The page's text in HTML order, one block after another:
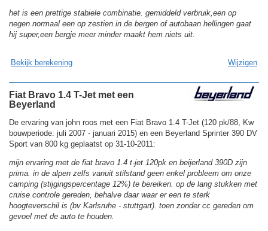
het is een prettige stabiele combinatie. gemiddeld verbruik,een op
negen.normaal een op zestien.in de bergen of autobaan hellingen gaat
hij super,een bergje meer minder maakt hem niets uit.
Bekijk berekening Wijzigen
Fiat Bravo 1.4 T-Jet met een
Beyerland
De ervaring van john roos met een Fiat Bravo 1.4 T-Jet (120 pk/88, Kw
bouwperiode: juli 2007 - januari 2015) en een Beyerland Sprinter 390 DV
Sport van 800 kg geplaatst op 31-10-2011:
mijn ervaring met de fiat bravo 1.4 t-jet 120pk en beijerland 390D zijn
prima. in de alpen zelfs vanuit stilstand geen enkel probleem om onze
camping (stijgingspercentage 12%) te bereiken. op de lang stukken met
cruise controle gereden, behalve daar waar er een te sterk
hoogteverschil is (bv Karlsruhe - stuttgart). toen zonder cc gereden om
gevoel met de auto te houden.